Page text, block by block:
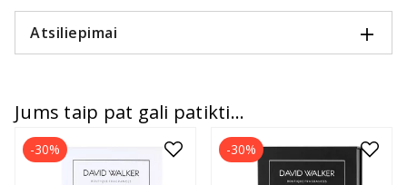
Atsiliepimai
Jums taip pat gali patikti...
-30% -30%